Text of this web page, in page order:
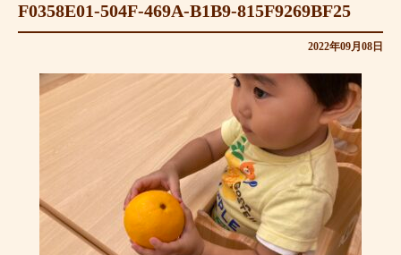
F0358E01-504F-469A-B1B9-815F9269BF25
2022年09月08日